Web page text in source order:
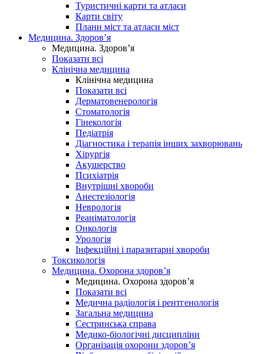
Туристичні карти та атласи
Карти світу
Плани міст та атласи міст
Медицина. Здоров’я
Медицина. Здоров’я
Показати всі
Клінічна медицина
Клінічна медицина
Показати всі
Дерматовенерологія
Стоматологія
Гінекологія
Педіатрія
Діагностика і терапія інших захворювань
Хірургія
Акушерство
Психіатрія
Внутрішні хвороби
Анестезіологія
Неврологія
Реаніматологія
Онкологія
Урологія
Інфекційні і паразитарні хвороби
Токсикологія
Медицина. Охорона здоров’я
Медицина. Охорона здоров’я
Показати всі
Медична радіологія і рентгенологія
Загальна медицина
Сестринська справа
Медико-біологічні дисципліни
Організація охорони здоров’я